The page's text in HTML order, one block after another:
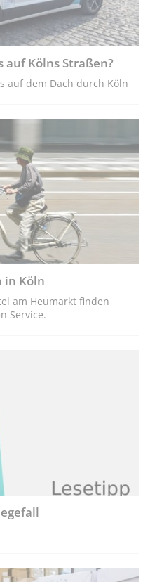
auf Kölns Straßen?
auf dem Dach durch Köln
in Köln
am Heumarkt finden
Service.